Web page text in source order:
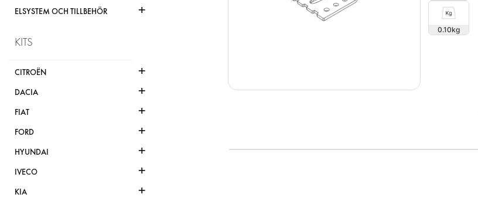
ELSYSTEM OCH TILLBEHÖR +
KITS
CITROËN +
DACIA +
FIAT +
FORD +
HYUNDAI +
IVECO +
KIA +
0.10